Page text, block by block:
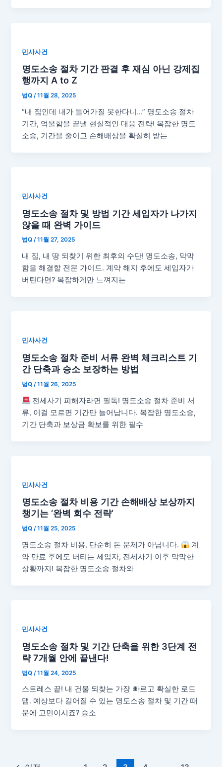
민사사건
명도소송 절차 기간 판결 후 재심 아닌 강제집
행까지 A to Z
법Q/11월 28, 2025
“내 집인데 내가 들어가질 못한다니…” 명도소송 절차
기간, 억울함을 끝낼 현실적인 대응 전략! 복잡한 명도
소송, 기간을 줄이고 손해배상을 확실히 받는
민사사건
명도소송 절차 및 방법 기간 세입자가 나가지
않을 때 완벽 가이드
법Q/11월 27, 2025
내 집, 내 땅 되찾기 위한 최후의 수단! 명도소송, 막막
함을 해결할 전문 가이드. 계약 해지 후에도 세입자가
버틴다면? 복잡하게만 느껴지는
민사사건
명도소송 절차 준비 서류 완벽 체크리스트 기
간 단축과 승소 보장하는 방법
법Q/11월 26, 2025
전세사기 피해자라면 필독! 명도소송 절차 준비 서
류, 이걸 모르면 기간만 늘어납니다. 복잡한 명도소송,
기간 단축과 보상금 확보를 위한 필수
민사사건
명도소송 절차 비용 기간 손해배상 보상까지
챙기는 ‘완벽 회수 전략’
법Q/11월 25, 2025
명도소송 절차 비용, 단순히 돈 문제가 아닙니다.
계
약 만료 후에도 버티는 세입자, 전세사기 이후 막막한
상황까지! 복잡한 명도소송 절차와
민사사건
명도소송 절차 및 기간 단축을 위한 3단계 전
략 7개월 안에 끝낸다!
법Q /11월 24, 2025
스트레스 끝! 내 건물 되찾는 가장 빠르고 확실한 로드
맵. 예상보다 길어질 수 있는 명도소송 절차 및 기간 때
문에 고민이시죠? 승소